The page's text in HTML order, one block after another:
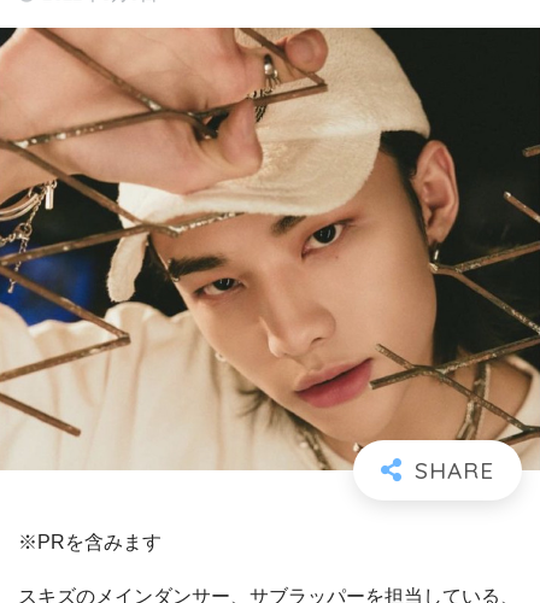
※PRを含みます
スキズのメインダンサー、サブラッパーを担当している、